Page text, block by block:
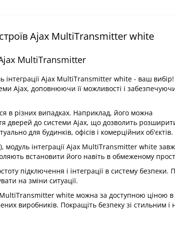
Ajax MultiTransmitter white
MultiTransmitter
інтеграції Ajax MultiTransmitter white - ваш
Ajax, доповнюючи її можливості і
в різних випадках. Наприклад, його можна
дверей до системи Ajax, що дозволить
для будинків, офісів і комерційних об'єктів.
інтеграції Ajax MultiTransmitter white
встановити його навіть в обмеженому
підключення і інтеграції в систему безпеки.
на зміни ситуації.
MultiTransmitter white можна за доступною ціною в
виробників. Покращіть безпеку зі стильним і